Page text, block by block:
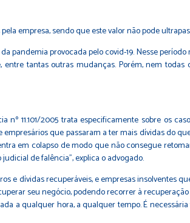
empresa, sendo que este valor não pode
pandemia provocada pelo covid-19. Nesse
tantas outras mudanças. Porém, nem todas
11.101/2005 trata especificamente sobre os
que passaram a ter mais dívidas do
em colapso de modo que não consegue
de falência”, explica o advogado.
dívidas recuperáveis, e empresas insolventes
seu negócio, podendo recorrer à
a qualquer hora, a qualquer tempo. É